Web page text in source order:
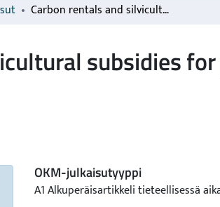
Carbon rentals and silvicultural subsidies for private forests as climate policy instruments
subsidies
OKM-julkaisutyyppi
A1 Alkuperäisartikkeli tieteellisessä